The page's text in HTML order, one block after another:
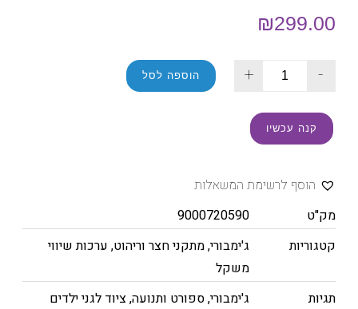
₪299.00
-
+ הוספה לסל
קנה עכשיו
הוסף לרשימת המשאלות
מק"ט
9000720590
קטגוריות
ג'ימבורי,מתקני חצר וריהוט, ערכות שיווי
משקל
תגיות
ג'ימבורי,ספורט ותנועה,ציוד לגני ילדים